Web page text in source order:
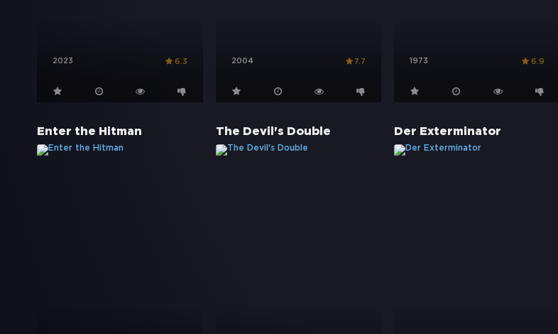
2023 6.3 2004 7.7 1973 6.9
Enter the Hitman The Devil's Double Der Exterminator